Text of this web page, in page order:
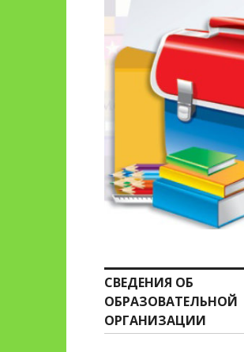
СВЕДЕНИЯ ОБ
ОБРАЗОВАТЕЛЬНОЙ
ОРГАНИЗАЦИИ